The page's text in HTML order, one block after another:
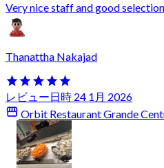
Very nice staff and good
Thanattha Nakajad
レビュー日時 24 1月 2026
Orbit Restaurant Grande